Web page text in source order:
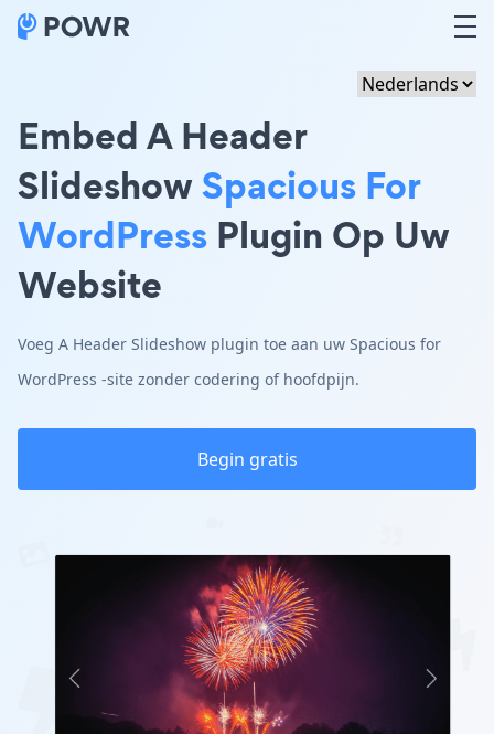
Embed A Header
SlideshowSpacious For
WordPress Plugin Op Uw
Website
Voeg A Header Slideshow plugin toe aan uw Spacious for
WordPress -site zonder codering of hoofdpijn.
Begin gratis